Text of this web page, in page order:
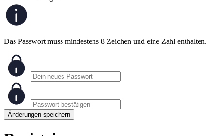
Das Passwort muss mindestens 8 Zeichen und eine Zahl enthalten.
Änderungen speichern